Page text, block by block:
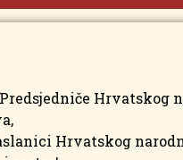
Hrvatskog
Hrvatskog